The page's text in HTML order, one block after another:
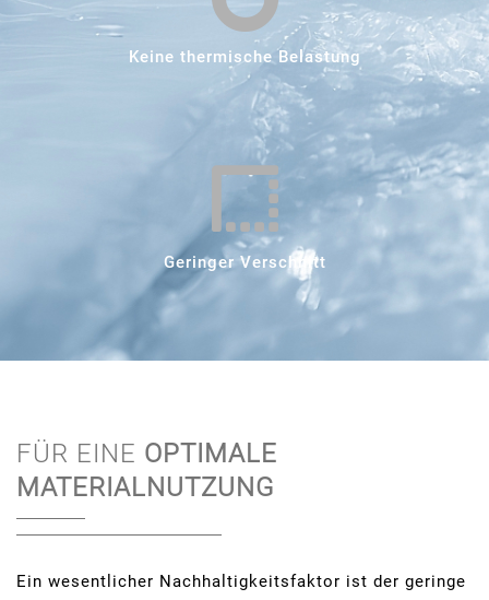
Keine thermische Belastung
Geringer Verschnitt
FÜR EINE OPTIMALE
MATERIALNUTZUNG
Ein wesentlicher Nachhaltigkeitsfaktor ist der geringe